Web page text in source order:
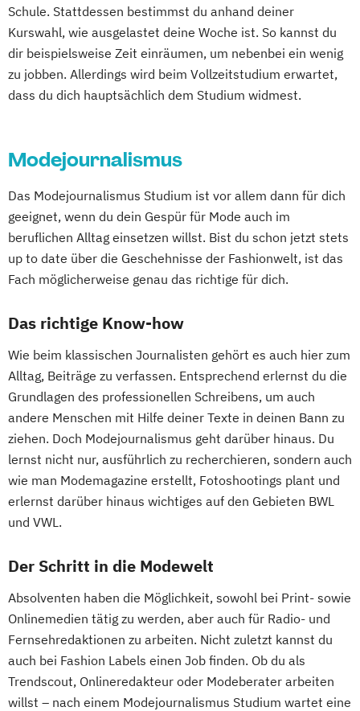
Schule. Stattdessen bestimmst du anhand deiner
Kurswahl, wie ausgelastet deine Woche ist. So kannst du
dir beispielsweise Zeit einräumen, um nebenbei ein wenig
zu jobben. Allerdings wird beim Vollzeitstudium erwartet,
dass du dich hauptsächlich dem Studium widmest.
Modejournalismus
Das Modejournalismus Studium ist vor allem dann für dich
geeignet, wenn du dein Gespür für Mode auch im
beruflichen Alltag einsetzen willst. Bist du schon jetzt stets
up to date über die Geschehnisse der Fashionwelt, ist das
Fach möglicherweise genau das richtige für dich.
Das richtige Know-how
Wie beim klassischen Journalisten gehört es auch hier zum
Alltag, Beiträge zu verfassen. Entsprechend erlernst du die
Grundlagen des professionellen Schreibens, um auch
andere Menschen mit Hilfe deiner Texte in deinen Bann zu
ziehen. Doch Modejournalismus geht darüber hinaus. Du
lernst nicht nur, ausführlich zu recherchieren, sondern auch
wie man Modemagazine erstellt, Fotoshootings plant und
erlernst darüber hinaus wichtiges auf den Gebieten BWL
und VWL.
Der Schritt in die Modewelt
Absolventen haben die Möglichkeit, sowohl bei Print- sowie
Onlinemedien tätig zu werden, aber auch für Radio- und
Fernsehredaktionen zu arbeiten. Nicht zuletzt kannst du
auch bei Fashion Labels einen Job finden. Ob du als
Trendscout, Onlineredakteur oder Modeberater arbeiten
willst – nach einem Modejournalismus Studium wartet eine